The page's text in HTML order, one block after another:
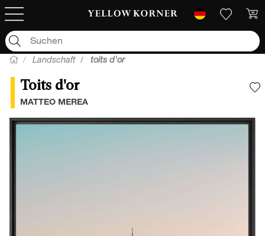
Landschaft toits d'or
Toits d'or
MATTEO MEREA